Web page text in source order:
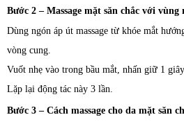
Bước 2 – Massage mặt săn chắc với vùng
Dùng ngón áp út massage từ khóe mắt
vòng cung.
Vuốt nhẹ vào trong bầu mắt, nhấn giữ 1
Lặp lại động tác này 3 lần.
Bước 3 – Cách massage cho da mặt săn